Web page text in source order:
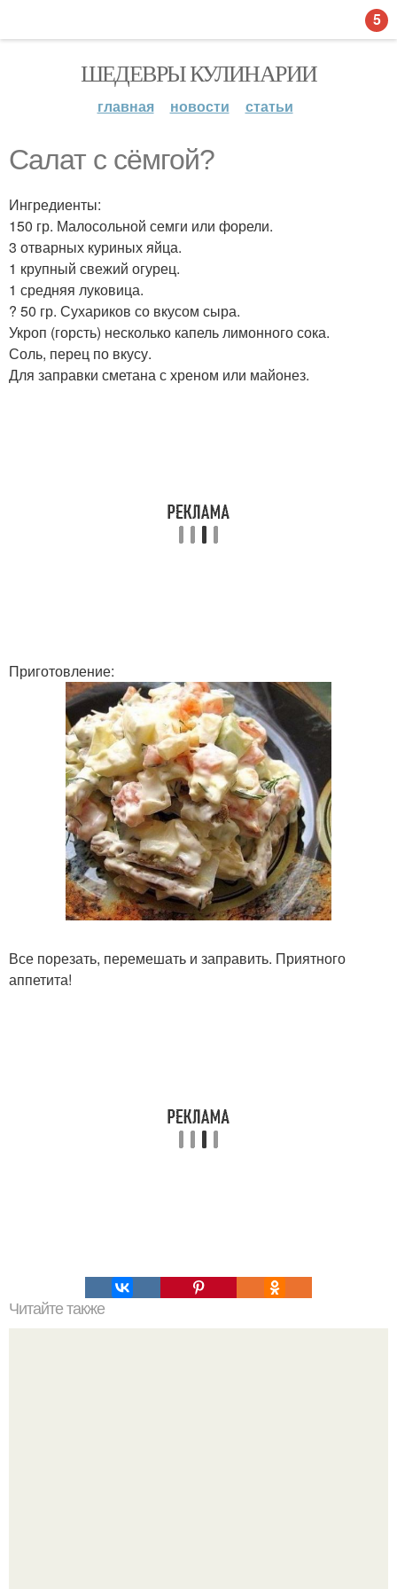
ШЕДЕВРЫ КУЛИНАРИИ
главная новости статьи
Салат с сёмгой?
Ингредиенты:
150 гр. Малосольной семги или форели.
3 отварных куриных яйца.
1 крупный свежий огурец.
1 средняя луковица.
? 50 гр. Сухариков со вкусом сыра.
Укроп (горсть) несколько капель лимонного сока.
Соль, перец по вкусу.
Для заправки сметана с хреном или майонез.
Приготовление:
Все порезать, перемешать и заправить. Приятного
аппетита!
Читайте также
5